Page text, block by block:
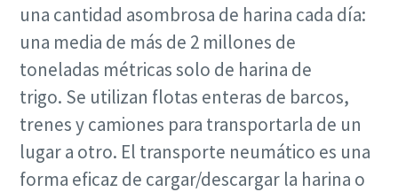
una cantidad asombrosa de harina cada día:
una media de más de 2 millones de
toneladas métricas solo de harina de
trigo. Se utilizan flotas enteras de barcos,
trenes y camiones para transportarla de un
lugar a otro. El transporte neumático es una
forma eficaz de cargar/descargar la harina o